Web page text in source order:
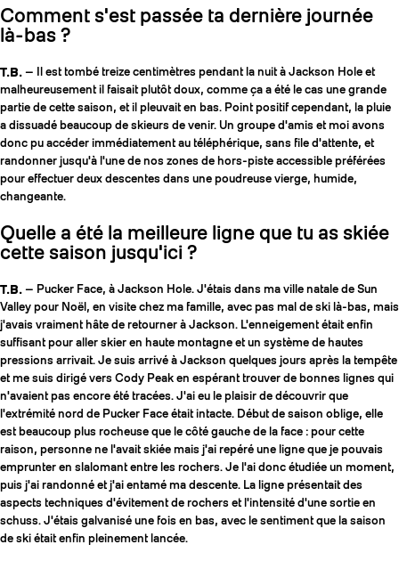
Comment s'est passée ta dernière journée
là-bas ?
T.B. — Il est tombé treize centimètres pendant la nuit à Jackson Hole et
malheureusement il faisait plutôt doux, comme ça a été le cas une grande
partie de cette saison, et il pleuvait en bas. Point positif cependant, la pluie
a dissuadé beaucoup de skieurs de venir. Un groupe d'amis et moi avons
donc pu accéder immédiatement au téléphérique, sans file d'attente, et
randonner jusqu'à l'une de nos zones de hors-piste accessible préférées
pour effectuer deux descentes dans une poudreuse vierge, humide,
changeante.
Quelle a été la meilleure ligne que tu as skiée
cette saison jusqu'ici ?
T.B. — Pucker Face, à Jackson Hole. J'étais dans ma ville natale de Sun
Valley pour Noël, en visite chez ma famille, avec pas mal de ski là-bas, mais
j'avais vraiment hâte de retourner à Jackson. L'enneigement était enfin
suffisant pour aller skier en haute montagne et un système de hautes
pressions arrivait. Je suis arrivé à Jackson quelques jours après la tempête
et me suis dirigé vers Cody Peak en espérant trouver de bonnes lignes qui
n'avaient pas encore été tracées. J'ai eu le plaisir de découvrir que
l'extrémité nord de Pucker Face était intacte. Début de saison oblige, elle
est beaucoup plus rocheuse que le côté gauche de la face : pour cette
raison, personne ne l'avait skiée mais j'ai repéré une ligne que je pouvais
emprunter en slalomant entre les rochers. Je l'ai donc étudiée un moment,
puis j'ai randonné et j'ai entamé ma descente. La ligne présentait des
aspects techniques d'évitement de rochers et l'intensité d'une sortie en
schuss. J'étais galvanisé une fois en bas, avec le sentiment que la saison
de ski était enfin pleinement lancée.